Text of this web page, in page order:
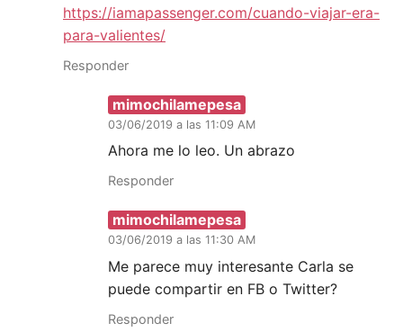
https://iamapassenger.com/cuando-viajar-era-
para-valientes/
Responder
mimochilamepesa
03/06/2019 a las 11:09 AM
Ahora me lo leo. Un abrazo
Responder
mimochilamepesa
03/06/2019 a las 11:30 AM
Me parece muy interesante Carla se
puede compartir en FB o Twitter?
Responder